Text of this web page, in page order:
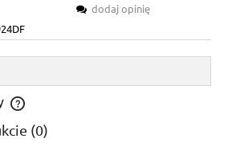
dodaj opinię
kosztów płatności
(0)